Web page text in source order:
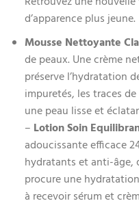
d’apparence plus jeune.
Mousse Nettoyante
de peaux. Une crème
préserve l’hydratation
impuretés, les traces
une peau lisse et
– Lotion Soin
adoucissante efficace
hydratants et anti-âge,
procure une
à recevoir sérum et